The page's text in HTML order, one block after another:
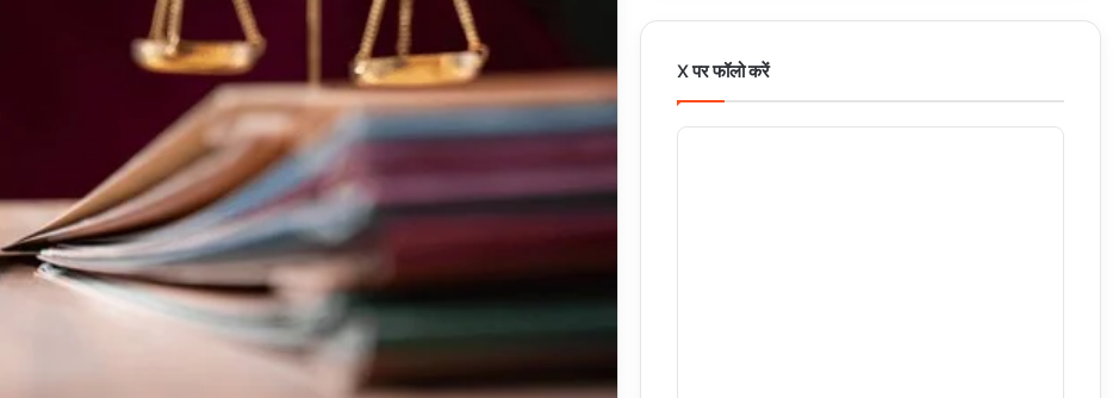
X पर फॉलो करें